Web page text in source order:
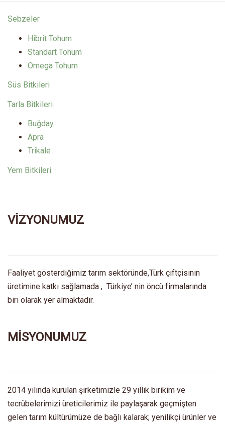
Sebzeler
Hibrit Tohum
Standart Tohum
Omega Tohum
Süs Bitkileri
Tarla Bitkileri
Buğday
Apra
Trikale
Yem Bitkileri
VİZYONUMUZ
Faaliyet gösterdiğimiz tarım sektöründe,Türk çiftçisinin
üretimine katkı sağlamada , Türkiye’ nin öncü firmalarında
biri olarak yer almaktadır.
MİSYONUMUZ
2014 yılında kurulan şirketimizle 29 yıllık birikim ve
tecrübelerimizi üreticilerimiz ile paylaşarak geçmişten
gelen tarım kültürümüze de bağlı kalarak; yenilikçi ürünler ve